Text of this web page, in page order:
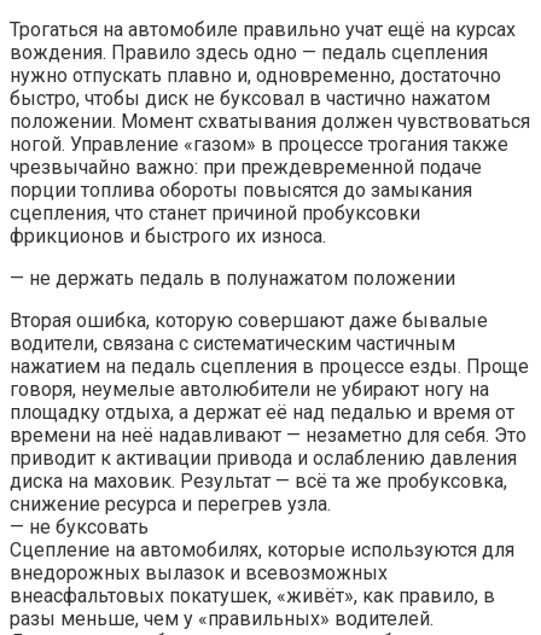
Трогаться на автомобиле правильно учат ещё на курсах
вождения. Правило здесь одно — педаль сцепления
нужно отпускать плавно и, одновременно, достаточно
быстро, чтобы диск не буксовал в частично нажатом
положении. Момент схватывания должен чувствоваться
ногой. Управление «газом» в процессе трогания также
чрезвычайно важно: при преждевременной подаче
порции топлива обороты повысятся до замыкания
сцепления, что станет причиной пробуксовки
фрикционов и быстрого их износа.
— не держать педаль в полунажатом положении
Вторая ошибка, которую совершают даже бывалые
водители, связана с систематическим частичным
нажатием на педаль сцепления в процессе езды. Проще
говоря, неумелые автолюбители не убирают ногу на
площадку отдыха, а держат её над педалью и время от
времени на неё надавливают — незаметно для себя. Это
приводит к активации привода и ослаблению давления
диска на маховик. Результат — всё та же пробуксовка,
снижение ресурса и перегрев узла.
— не буксовать
Сцепление на автомобилях, которые используются для
внедорожных вылазок и всевозможных
внеасфальтовых покатушек, «живёт», как правило, в
разы меньше, чем у «правильных» водителей.